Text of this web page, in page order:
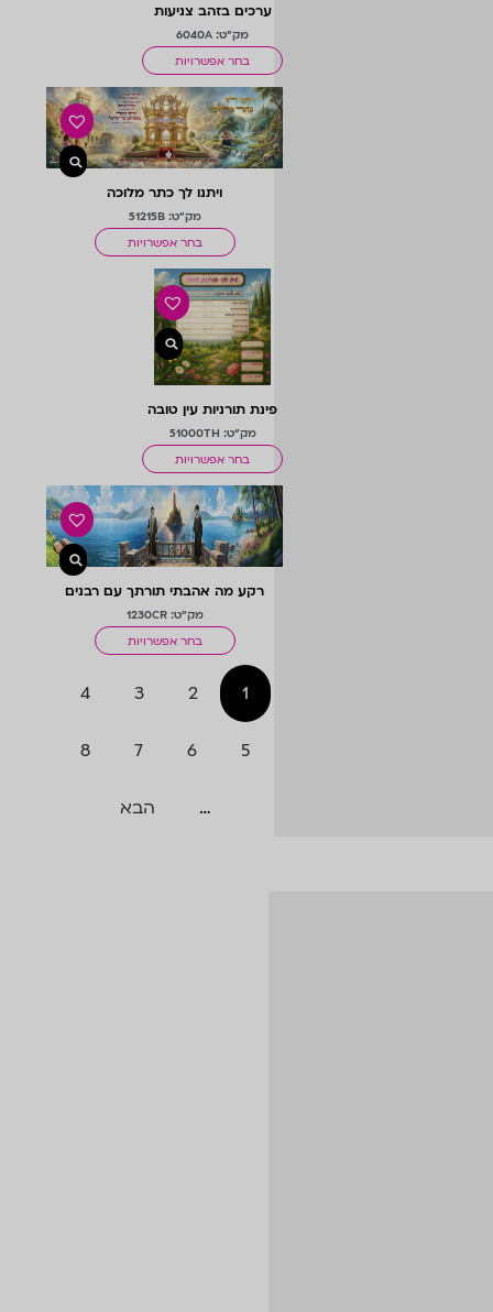
ערכים בזהב צניעות
מק"ט: 6040A
בחר אפשרויות
ויתנו לך כתר מלוכה
מק"ט: 51215B
בחר אפשרויות
פינת תורניות עין טובה
מחודשמק"ט: 51000TH
בחר אפשרויות
רקע מה אהבתי תורתך עם רבנים
במרפסת קטנה+מגדלור
מק"ט: 1230CR
בחר אפשרויות
1
2
3
4
5
6
7
8
… הבא